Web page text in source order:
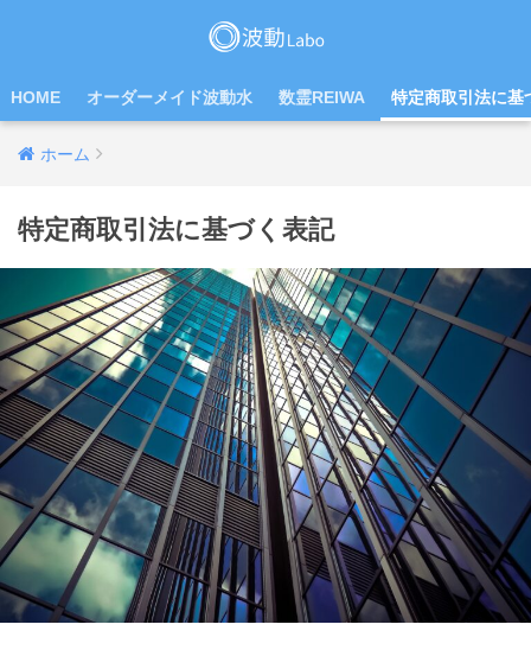
HOME オーダーメイド波動水 数霊REIWA 特定商取引法に基
ホーム
特定商取引法に基づく表記